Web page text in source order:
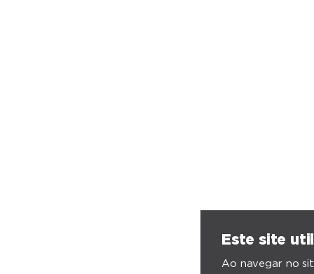
Este site
Ao navegar no